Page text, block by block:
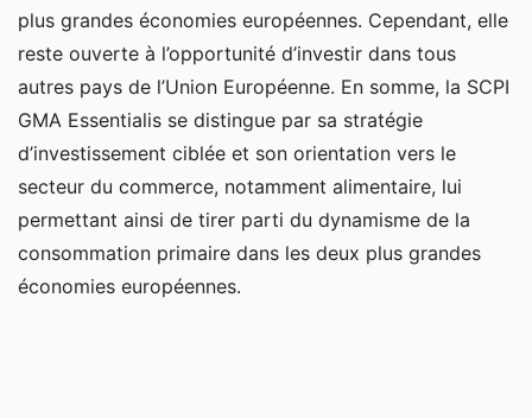
plus grandes économies européennes. Cependant, elle
reste ouverte à l’opportunité d’investir dans tous
autres pays de l’Union Européenne. En somme, la SCPI
GMA Essentialis se distingue par sa stratégie
d’investissement ciblée et son orientation vers le
secteur du commerce, notamment alimentaire, lui
permettant ainsi de tirer parti du dynamisme de la
consommation primaire dans les deux plus grandes
économies européennes.